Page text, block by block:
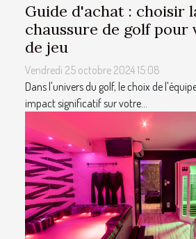
Guide d'achat : choisir
chaussure de golf pour
de jeu
Vendredi 25 octobre 2024 15:08
Dans l'univers du golf, le choix de
impact significatif sur votre...